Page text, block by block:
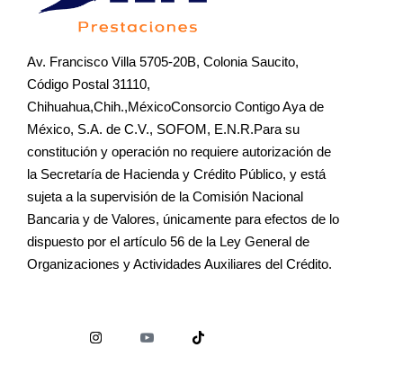
Av. Francisco Villa 5705-20B, Colonia Saucito,
Código Postal 31110,
Chihuahua,Chih.,MéxicoConsorcio Contigo Aya de
México, S.A. de C.V., SOFOM, E.N.R.Para su
constitución y operación no requiere autorización de
la Secretaría de Hacienda y Crédito Público, y está
sujeta a la supervisión de la Comisión Nacional
Bancaria y de Valores, únicamente para efectos de lo
dispuesto por el artículo 56 de la Ley General de
Organizaciones y Actividades Auxiliares del Crédito.